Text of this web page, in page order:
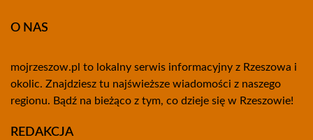
O NAS
mojrzeszow.pl to lokalny serwis informacyjny z Rzeszowa i
okolic. Znajdziesz tu najświeższe wiadomości z naszego
regionu. Bądź na bieżąco z tym, co dzieje się w Rzeszowie!
REDAKCJA